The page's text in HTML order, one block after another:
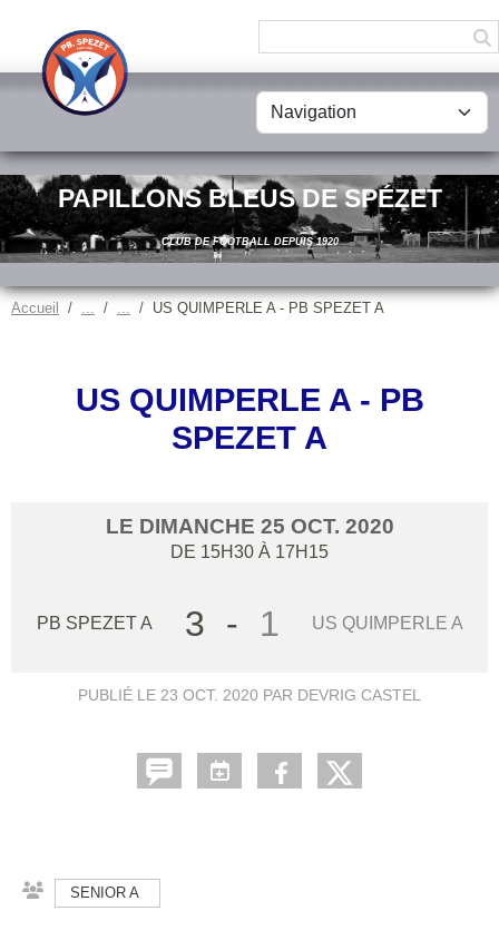
PAPILLONS BLEUS DE SPÉZET
CLUB DE FOOTBALL DEPUIS 1920
Accueil US QUIMPERLE A - PB SPEZET A
US QUIMPERLE A - PB
SPEZET A
LE DIMANCHE 25 OCT. 2020
DE 15H30 À 17H15
PB SPEZET A 3 - 1 US QUIMPERLE A
PUBLIÉ LE 23 OCT. 2020 PAR DEVRIG CASTEL
SENIOR A